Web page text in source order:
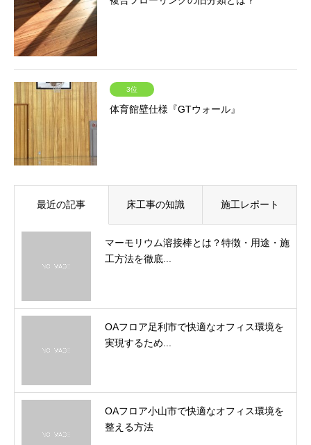
3位
体育館壁仕様『GTウォール』
最近の記事 床工事の知識 施工レポート
マーモリウム溶接棒とは？特徴・用途・施
工方法を徹底...
OAフロア足利市で快適なオフィス環境を
実現するため...
OAフロア小山市で快適なオフィス環境を
整える方法